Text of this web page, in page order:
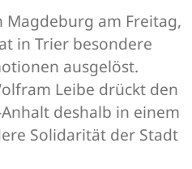
Magdeburg am Freitag,
in Trier besondere
ausgelöst.
Leibe drückt den
deshalb in einem
Solidarität der Stadt